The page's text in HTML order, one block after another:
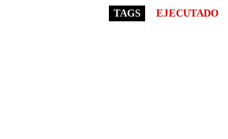
TAGS EJECUTADO